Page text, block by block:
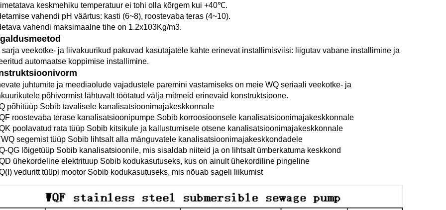
keskmehiku temperatuur ei tohi olla kõrgem kui +40℃.
vahendi pH väärtus: kasti (6~8), roostevaba teras (4~10).
vahendi maksimaalne tihe on 1.2x103Kg/m3.
sarja veekotke- ja liivakuurikud pakuvad kasutajatele kahte erinevat installimisviisi: liigutav vabane installimine ja
automaatse koppimise installimine.
juhtumite ja meediaolude vajadustele paremini vastamiseks on meie WQ seriaali veekotke- ja
põhivormist lähtuvalt töötatud välja mitmeid erinevaid konstruktsioone.
põhitüüp Sobib tavalisele kanalisatsioonimajakeskkonnale
roostevaba terase kanalisatsioonipumpe Sobib korroosioonsele kanalisatsioonimajakeskkonnale
poolavatud rata tüüp Sobib kitsikule ja kallustumisele otsene kanalisatsioonimajakeskkonnale
segemist tüüp Sobib lihtsalt alla mänguvatele kanalisatsioonimajakeskkondadele
QG lõigetüüp Sobib kanalisatsioonile, mis sisaldab niiteid ja on lihtsalt ümberkatuma keskkond
ühekordeline elektrituup Sobib kodukasutuseks, kus on ainult ühekordiline pingeline
veduritt tüüpi mootor Sobib kodukasutuseks, mis nõuab sageli liikumist